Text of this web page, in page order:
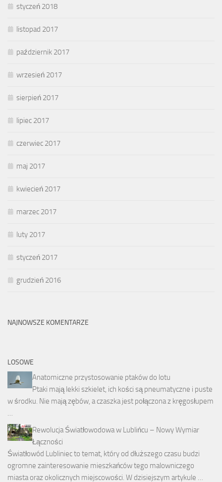
styczeń 2018
listopad 2017
październik 2017
wrzesień 2017
sierpień 2017
lipiec 2017
czerwiec 2017
maj 2017
kwiecień 2017
marzec 2017
luty 2017
styczeń 2017
grudzień 2016
NAJNOWSZE KOMENTARZE
LOSOWE
Anatomiczne przystosowanie ptaków do lotu
Ptaki mają lekki szkielet, ich kości są pneumatyczne i puste
w środku. Nie mają zębów, a czaszka jest połączona z kręgosłupem
…
Rewolucja Światłowodowa w Lublińcu – Nowy Wymiar
Łączności
Światłowód Lubliniec to temat, który od dłuższego czasu budzi
ogromne zainteresowanie mieszkańców tego malowniczego
miasta oraz okolicznych miejscowości. W dzisiejszym artykule …